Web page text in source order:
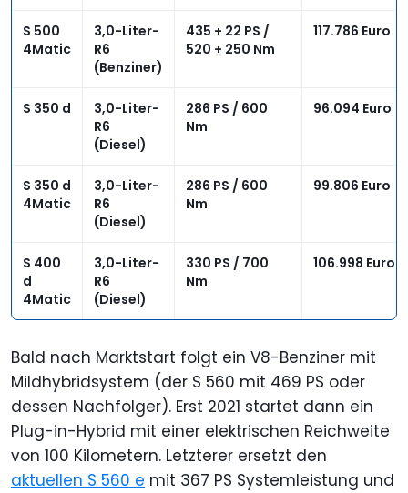
S 500
4Matic
3,0-Liter-
R6
(Benziner)
435 + 22 PS /
520 + 250 Nm
117.786 Euro
S 350 d
3,0-Liter-
R6
(Diesel)
286 PS / 600
Nm
96.094 Euro
S 350 d
4Matic
3,0-Liter-
R6
(Diesel)
286 PS / 600
Nm
99.806 Euro
S 400
d
4Matic
3,0-Liter-
R6
(Diesel)
330 PS / 700
Nm
106.998 Euro
Bald nach Marktstart folgt ein V8-Benziner mit
Mildhybridsystem (der S 560 mit 469 PS oder
dessen Nachfolger). Erst 2021 startet dann ein
Plug-in-Hybrid mit einer elektrischen Reichweite
von 100 Kilometern. Letzterer ersetzt den
aktuellen S 560 e mit 367 PS Systemleistung und